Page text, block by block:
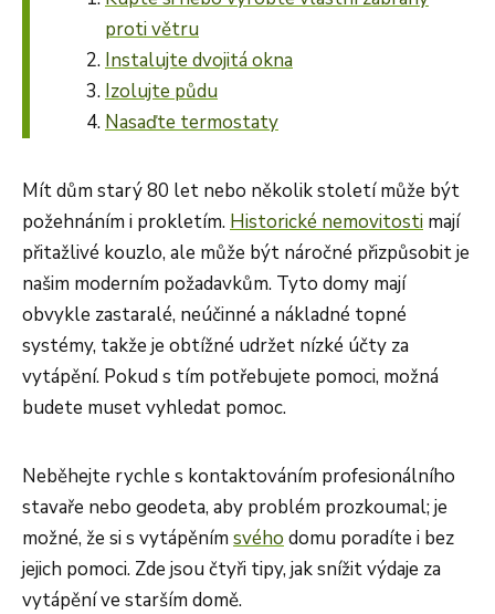
proti větru
Instalujte dvojitá okna
Izolujte půdu
Nasaďte termostaty
Mít dům starý 80 let nebo několik století může být
požehnáním i prokletím. Historické nemovitosti mají
přitažlivé kouzlo, ale může být náročné přizpůsobit je
našim moderním požadavkům. Tyto domy mají
obvykle zastaralé, neúčinné a nákladné topné
systémy, takže je obtížné udržet nízké účty za
vytápění. Pokud s tím potřebujete pomoci, možná
budete muset vyhledat pomoc.
Neběhejte rychle s kontaktováním profesionálního
stavaře nebo geodeta, aby problém prozkoumal; je
možné, že si s vytápěním svého domu poradíte i bez
jejich pomoci. Zde jsou čtyři tipy, jak snížit výdaje za
vytápění ve starším domě.